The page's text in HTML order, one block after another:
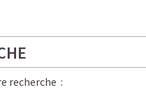
recherche :